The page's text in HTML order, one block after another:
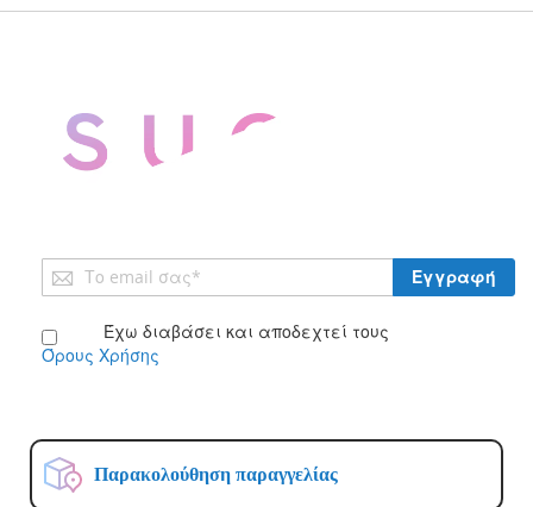
Παρακολούθηση παραγγελίας
Εγγραφή
στο
Δελτίο: Έχω διαβάσει και αποδεχτεί τους
Όρους Χρήσης
Εγγραφή